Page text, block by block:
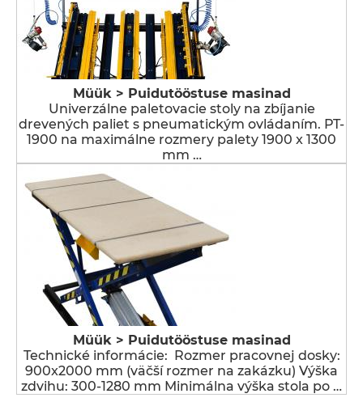
Müük > Puidutööstuse masinad
Univerzálne paletovacie stoly na zbíjanie
drevených paliet s pneumatickým ovládaním. PT-
1900 na maximálne rozmery palety 1900 x 1300
mm …
Müük > Puidutööstuse masinad
Technické informácie: Rozmer pracovnej dosky:
900x2000 mm (väčší rozmer na zakázku) Výška
zdvihu: 300-1280 mm Minimálna výška stola po …